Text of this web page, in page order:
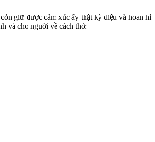
giữ được cảm xúc ấy thật kỳ diệu và hoan hỉ
và cho người về cách thở: